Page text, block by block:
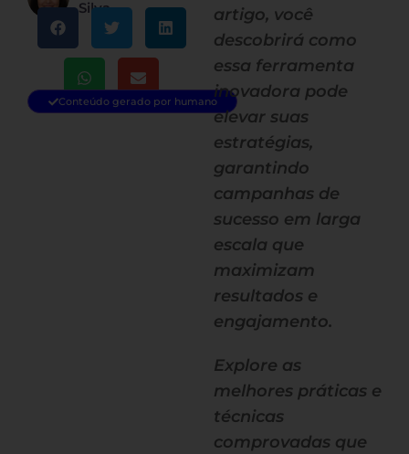
Silva
Conteúdo gerado por humano
artigo, você
descobrirá como
essa ferramenta
inovadora pode
elevar suas
estratégias,
garantindo
campanhas de
sucesso em larga
escala que
maximizam
resultados e
engajamento.
Explore as
melhores práticas e
técnicas
comprovadas que